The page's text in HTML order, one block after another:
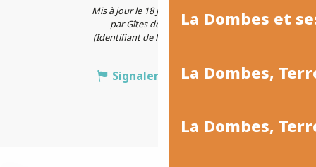
La Dombes et
La Dombes,
La Dombes,
Mis à jour le 18 juin 2026 à 10:02
par Gîtes de France Ain
(Identifiant de l'offre :
Signaler une erreur